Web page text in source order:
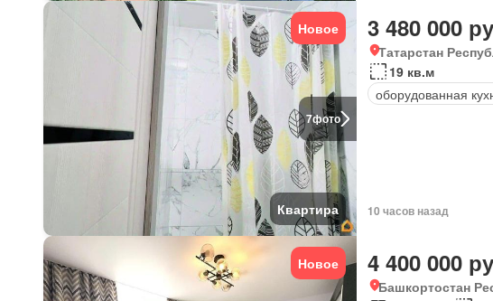
7фото
Новое
Квартира
3 480 000
Татарстан
19 кв.м
оборудованная
10 часов назад
Новое 4 400 000
Башкортостан